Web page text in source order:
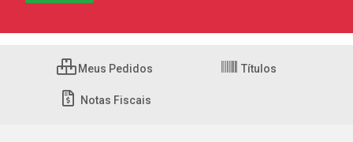
Meus Pedidos Títulos
Notas Fiscais